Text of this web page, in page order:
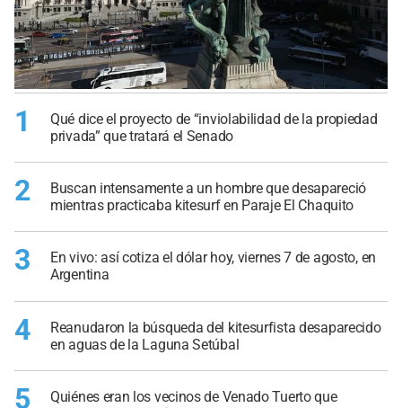
1
Qué dice el proyecto de “inviolabilidad de la propiedad
privada” que tratará el Senado
2
Buscan intensamente a un hombre que desapareció
mientras practicaba kitesurf en Paraje El Chaquito
3
En vivo: así cotiza el dólar hoy, viernes 7 de agosto, en
Argentina
4
Reanudaron la búsqueda del kitesurfista desaparecido
en aguas de la Laguna Setúbal
5
Quiénes eran los vecinos de Venado Tuerto que